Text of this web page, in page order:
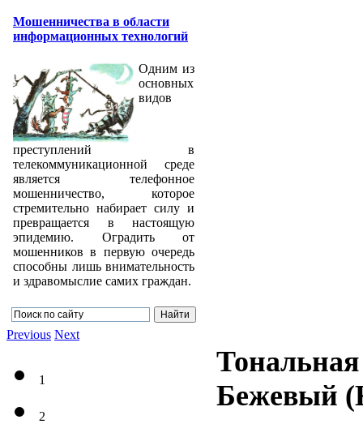
Мошенничества в области
информационных технологий
Одним из
основных
видов
преступлений в
телекоммуникационной среде
является телефонное
мошенничество, которое
стремительно набирает силу и
превращается в настоящую
эпидемию. Оградить от
мошенников в первую очередь
способны лишь внимательность
и здравомыслие самих граждан.
Бежевый
Previous Next
1
2